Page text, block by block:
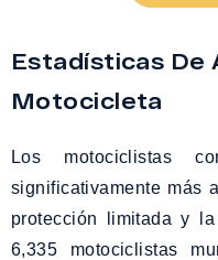
Estadísticas De
Motocicleta
Los motociclistas
significativamente más
protección limitada y
6,335 motociclistas